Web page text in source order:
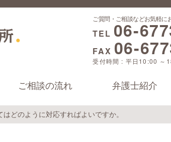
ご質問・ご相談などお気軽に
TEL 06-
FAX 06-
受付時間 : 平日10:00 ～
ご相談の流れ 弁護士紹介
どのように対応すればよいですか。